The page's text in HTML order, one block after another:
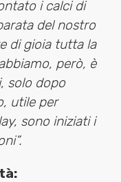
i calci di
del nostro
di gioia tutta la
però, è
solo dopo
utile per
sono iniziati i